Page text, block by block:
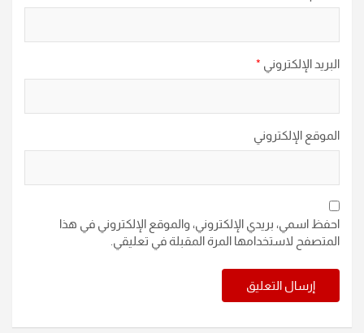
البريد الإلكتروني *
الموقع الإلكتروني
احفظ اسمي، بريدي الإلكتروني، والموقع الإلكتروني في هذا
المتصفح لاستخدامها المرة المقبلة في تعليقي.